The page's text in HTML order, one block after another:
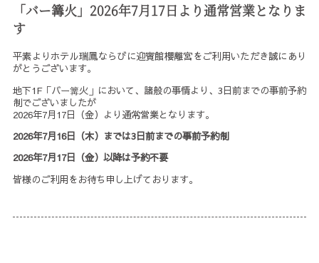
「バー篝火」2026年7月17日より通常営業となりま
す
平素よりホテル瑞鳳ならびに迎賓館櫻離宮をご利用いただき誠にあり
がとうございます。
地下1F「バー篝火」において、諸般の事情より、3日前までの事前予約
制でございましたが
2026年7月17日（金）より通常営業となります。
2026年7月16日（木）までは3日前までの事前予約制
2026年7月17日（金）以降は予約不要
皆様のご利用をお待ち申し上げております。